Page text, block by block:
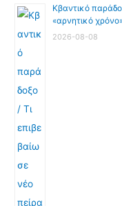
Κβαντικό
«αρνητικό
2026-08-08